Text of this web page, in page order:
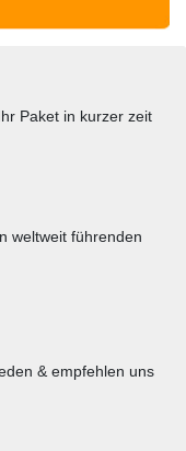
Paket in kurzer zeit
weltweit führenden
& empfehlen uns